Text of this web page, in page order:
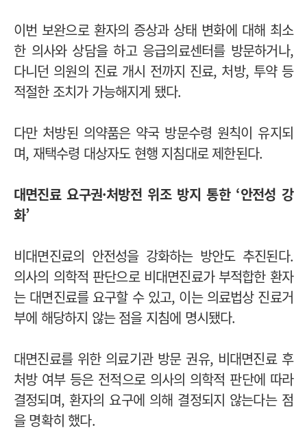
이번 보완으로 환자의 증상과 상태 변화에 대해 최소
한 의사와 상담을 하고 응급의료센터를 방문하거나,
다니던 의원의 진료 개시 전까지 진료, 처방, 투약 등
적절한 조치가 가능해지게 됐다.
다만 처방된 의약품은 약국 방문수령 원칙이 유지되
며, 재택수령 대상자도 현행 지침대로 제한된다.
대면진료 요구권·처방전 위조 방지 통한 ‘안전성 강
화’
비대면진료의 안전성을 강화하는 방안도 추진된다.
의사의 의학적 판단으로 비대면진료가 부적합한 환자
는 대면진료를 요구할 수 있고, 이는 의료법상 진료거
부에 해당하지 않는 점을 지침에 명시됐다.
대면진료를 위한 의료기관 방문 권유, 비대면진료 후
처방 여부 등은 전적으로 의사의 의학적 판단에 따라
결정되며, 환자의 요구에 의해 결정되지 않는다는 점
을 명확히 했다.